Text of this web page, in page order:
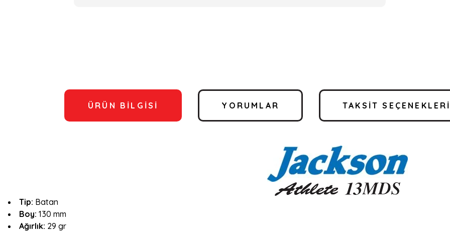
ÜRÜN BILGISI YORUMLAR TAKSIT SEÇENEKLERI
Tip: Batan
Boy: 130 mm
Ağırlık: 29 gr